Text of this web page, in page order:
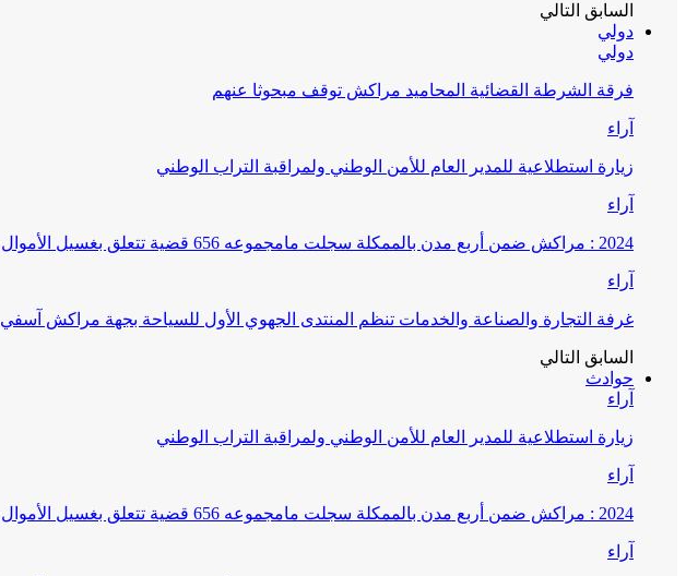
السابق التالي
دولي
دولي
فرقة الشرطة القضائية المحاميد مراكش توقف مبحوثا عنهم
آراء
زيارة استطلاعية للمدير العام للأمن الوطني ولمراقبة التراب الوطني
آراء
2024 : مراكش ضمن أربع مدن بالممكلة سجلت مامجموعه 656 قضية تتعلق بغسيل الأموال
آراء
غرفة التجارة والصناعة والخدمات تنظم المنتدى الجهوي الأول للسياحة بجهة مراكش آسفي
السابق التالي
حوادث
آراء
زيارة استطلاعية للمدير العام للأمن الوطني ولمراقبة التراب الوطني
آراء
2024 : مراكش ضمن أربع مدن بالممكلة سجلت مامجموعه 656 قضية تتعلق بغسيل الأموال
آراء